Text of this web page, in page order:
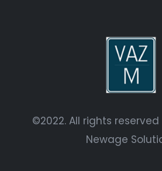
©2022. All rights
Newage